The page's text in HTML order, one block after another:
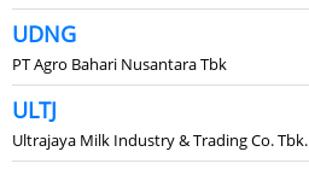
UDNG
PT Agro Bahari Nusantara Tbk
ULTJ
Ultrajaya Milk Industry & Trading Co. Tbk.